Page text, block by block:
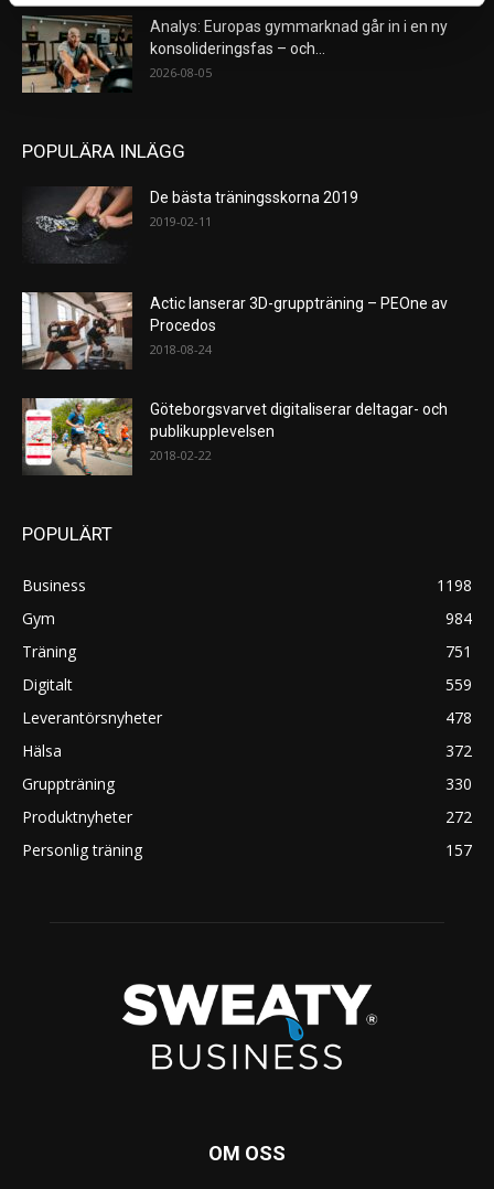
Analys: Europas gymmarknad går in i en ny
konsolideringsfas – och...
2026-08-05
POPULÄRA INLÄGG
De bästa träningsskorna 2019
2019-02-11
Actic lanserar 3D-gruppträning – PEOne av
Procedos
2018-08-24
Göteborgsvarvet digitaliserar deltagar- och
publikupplevelsen
2018-02-22
POPULÄRT
Business
1198
Gym
984
Träning
751
Digitalt
559
Leverantörsnyheter
478
Hälsa
372
Gruppträning
330
Produktnyheter
272
Personlig träning
157
OM OSS